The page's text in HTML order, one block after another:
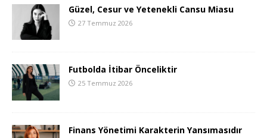
Güzel, Cesur ve Yetenekli Cansu Miasu
27 Temmuz 2026
Futbolda İtibar Önceliktir
25 Temmuz 2026
Finans Yönetimi Karakterin Yansımasıdır